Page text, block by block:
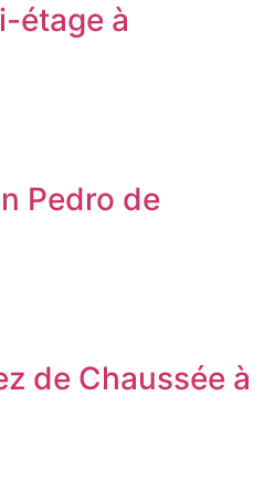
étage à
Pedro de
de Chaussée à